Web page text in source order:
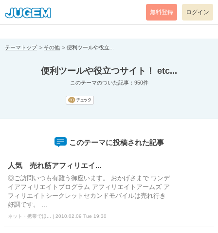
[pear_error: message="Success" code=0 mode=return level=notice
prefix="" info=""]
無料登録 ログイン
テーマトップ その他 便利ツールや役立...
便利ツールや役立つサイト！ etc...
このテーマのついた記事：950件
このテーマに投稿された記事
人気 売れ筋アフィリエイ...
◎ご訪問いつも有難う御座います。 おかげさまで ワンデ
イアフィリエイトプログラム アフィリエイトアームズ ア
フィリエイトシークレットセカンドモバイルは売れ行き
好調です。 ...
ネット・携帯でほ... | 2010.02.09 Tue 19:30